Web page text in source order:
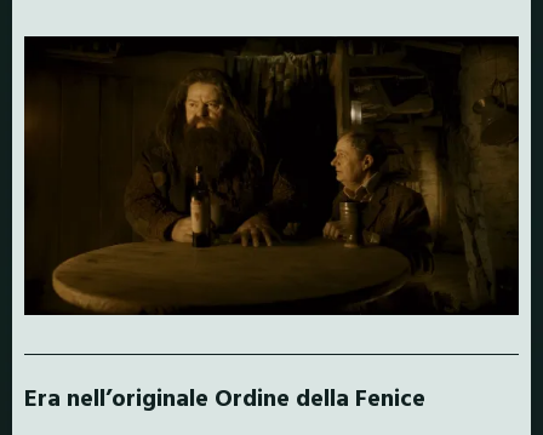
Era nell’originale Ordine della Fenice